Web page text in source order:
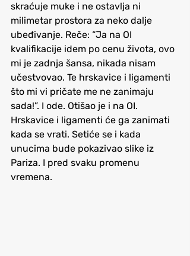
skraćuje muke i ne ostavlja ni
milimetar prostora za neko dalje
ubeđivanje. Reče: “Ja na OI
kvalifikacije idem po cenu života, ovo
mi je zadnja šansa, nikada nisam
učestvovao. Te hrskavice i ligamenti
što mi vi pričate me ne zanimaju
sada!”. I ode. Otišao je i na OI.
Hrskavice i ligamenti će ga zanimati
kada se vrati. Setiće se i kada
unucima bude pokazivao slike iz
Pariza. I pred svaku promenu
vremena.